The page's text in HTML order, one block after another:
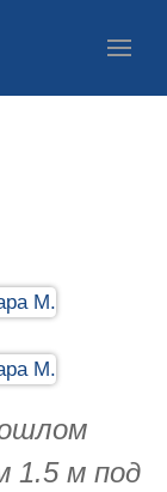
1.5 м под